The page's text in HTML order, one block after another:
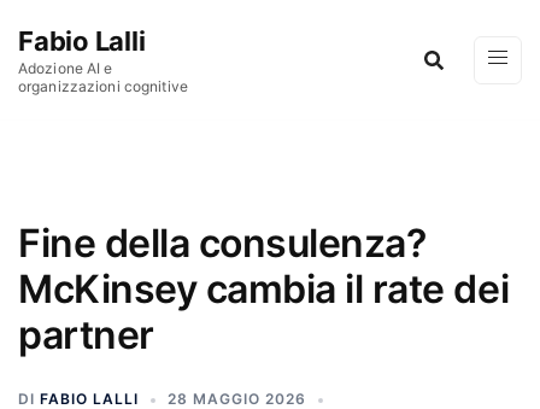
Fabio Lalli
Adozione AI e
organizzazioni cognitive
Fine della consulenza?
McKinsey cambia il rate dei
partner
DI FABIO LALLI
28 MAGGIO 2026